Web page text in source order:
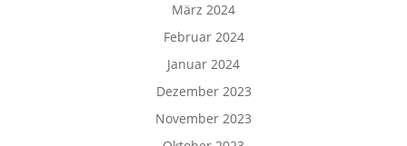
März 2024
Februar 2024
Januar 2024
Dezember 2023
November 2023